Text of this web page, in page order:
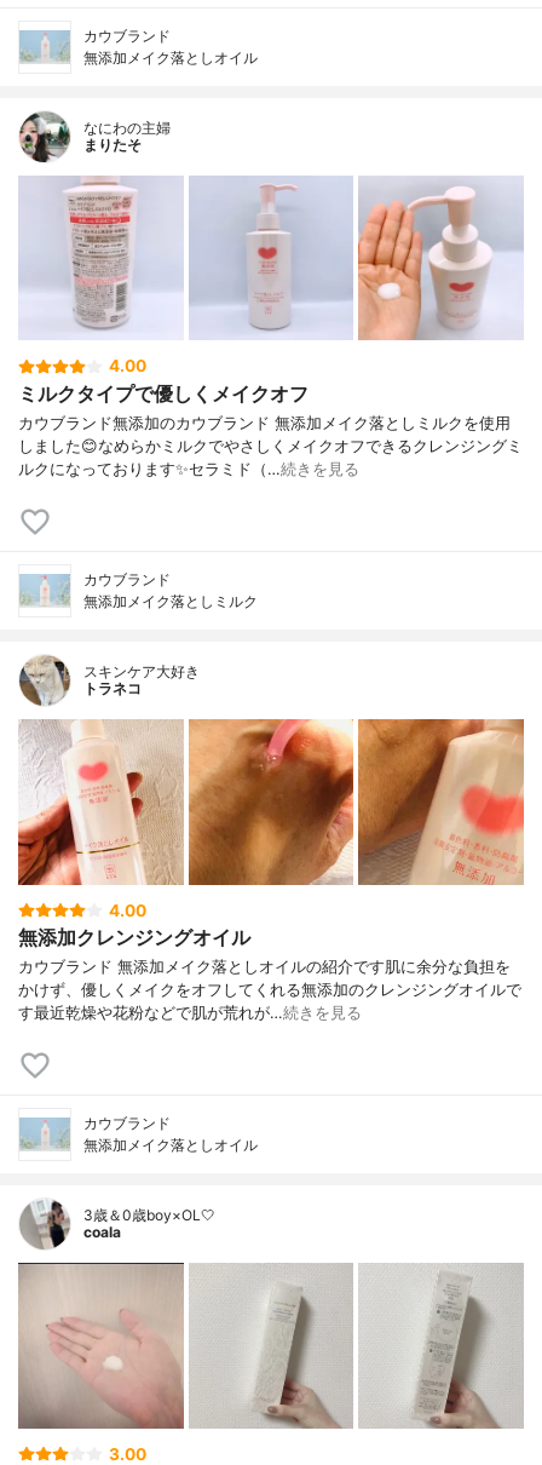
カウブランド
無添加メイク落としオイル
なにわの主婦
まりたそ
4.00
ミルクタイプで優しくメイクオフ
カウブランド無添加のカウブランド 無添加メイク落としミルクを使用
しました😊なめらかミルクでやさしくメイクオフできるクレンジングミ
ルクになっております✨セラミド（…続きを見る
カウブランド
無添加メイク落としミルク
スキンケア大好き
トラネコ
4.00
無添加クレンジングオイル
カウブランド 無添加メイク落としオイルの紹介です肌に余分な負担を
かけず、優しくメイクをオフしてくれる無添加のクレンジングオイルで
す最近乾燥や花粉などで肌が荒れが…続きを見る
カウブランド
無添加メイク落としオイル
3歳＆0歳boy×OL🤍
coala
3.00